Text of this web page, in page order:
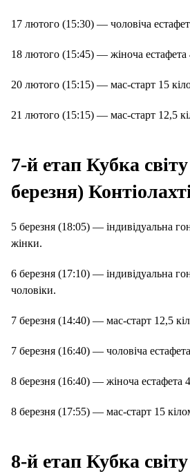
17 лютого (15:30) — чоловіча
18 лютого (15:45) — жіноча естафета
20 лютого (15:15) — мас-старт 15
21 лютого (15:15) — мас-старт 12,5
7-й етап Кубка
березня)
5 березня (18:05) — індивідуальна
жінки.
6 березня (17:10) — індивідуальна
чоловіки.
7 березня (14:40) — мас-старт 12,5
7 березня (16:40) — чоловіча
8 березня (16:40) — жіноча естафета
8 березня (17:55) — мас-старт 15
8-й етап Кубка